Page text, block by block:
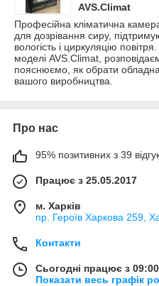
AVS.Climat
Професійна кліматична
для дозрівання сиру,
вологість і циркуляцію
моделі AVS.Climat,
пояснюємо, як обрати
вашого виробництва.
Про нас
95% позитивних з 39
Працює з 25.05.2017
м. Харків
пр. Героїв Харкова 259,
Контакти
Сьогодні працює з
Показати весь графік